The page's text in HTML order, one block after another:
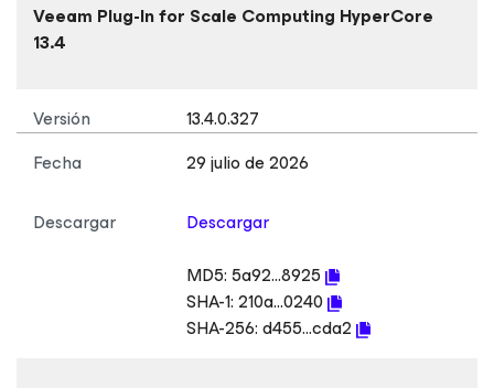
Veeam Plug-Infor Scale Computing HyperCore
13.4
Versión
13.4.0.327
Fecha
29 julio de 2026
Descargar
Descargar
MD5:5a92...8925
SHA-1:210a...0240
SHA-256:d455...cda2